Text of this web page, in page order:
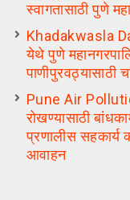
स्वागतासाठी पुणे
Khadakwasla
येथे पुणे
पाणीपुरवठ्यासाठी
Pune Air
रोखण्यासाठी
प्रणालीस सहकार्य
आवाहन